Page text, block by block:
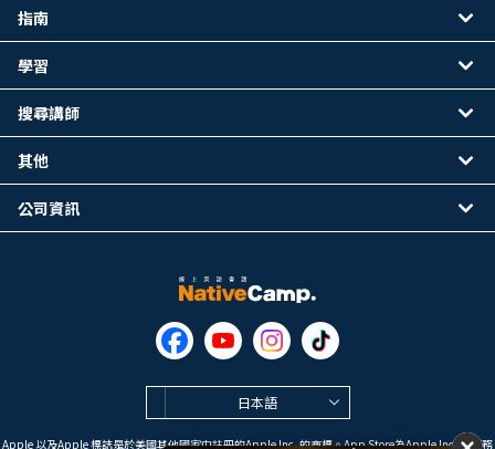
日本語
Apple 以及Apple 標誌是於美國其他國家中註冊的Apple Inc. 的商標。App Store為Apple Inc. 的服務
指南
學習
搜尋講師
其他
公司資訊